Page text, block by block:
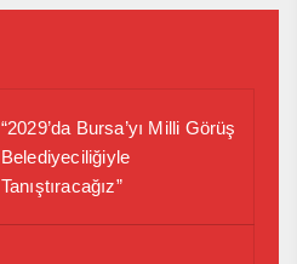
“2029’da Bursa’yı Milli Görüş
Belediyeciliğiyle
Tanıştıracağız”